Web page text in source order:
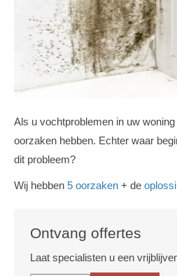
Als u vochtproblemen in uw
oorzaken hebben. Echter waar
dit probleem?
Wij hebben 5 oorzaken + de
Ontvang offertes
Laat specialisten u een